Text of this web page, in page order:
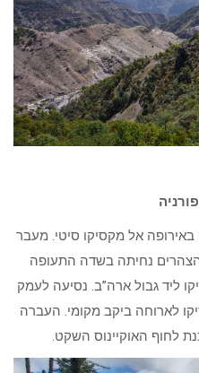
אל מקסיקו סיטי. מעבר
נחיתה בשדה התעופה
ליד גבול ארה”ב. נסיעה לעמק
לארוחה ביקב מקומי. העברה